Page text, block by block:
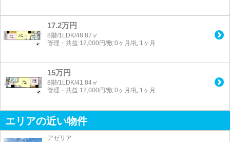
17.2万円
8階/1LDK/48.87㎡
管理・共益:12,000円/敷:0ヶ月/礼:1ヶ月
15万円
8階/1LDK/41.84㎡
管理・共益:12,000円/敷:0ヶ月/礼:1ヶ月
エリアの近い物件
アゼリア